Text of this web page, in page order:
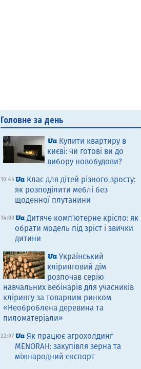
Головне за день
Купити квартиру в
києві: чи готові ви до
вибору новобудови?
10:44
Клас для дітей різного зросту:
як розподілити меблі без
щоденної плутанини
14:00
Дитяче комп’ютерне крісло: як
обрати модель під зріст і звички
дитини
Український
кліринговий дім
розпочав серію
навчальних вебінарів для учасників
клірингу за товарним ринком
«Необроблена деревина та
пиломатеріали»
22:07
Як працює агрохолдинг
MENORAH: закупівля зерна та
міжнародний експорт